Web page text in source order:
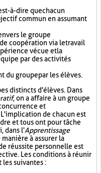
à-dire que chacun
commun en assumant
le groupe
coopération via le travail
vécue et la
par des activités
du groupe par les élèves.
distincts d'élèves. Dans
, on a affaire à un groupe
et
de chacun est
et tous ont pour tâche
dans l'Apprentissage
à assurer la
réussite personnelle est
Les conditions à réunir
suivantes :